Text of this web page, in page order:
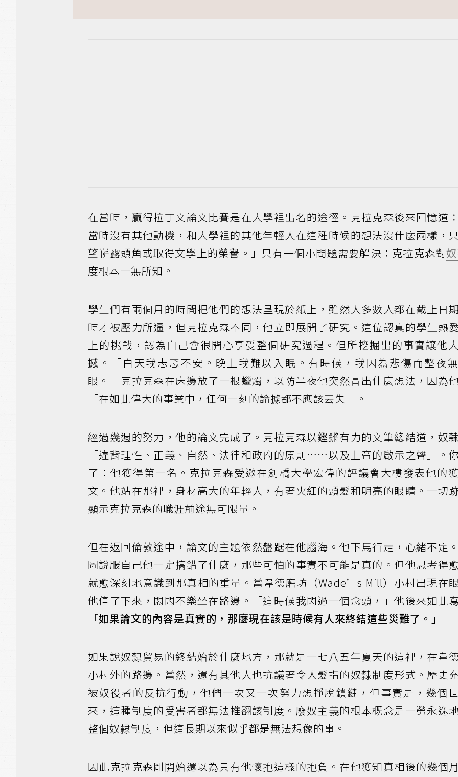
在當時，贏得拉丁文論文比賽是在大學裡出名的途徑。克拉克森後來回憶道
當時沒有其他動機，和大學裡的其他年輕人在這種時候的想法沒什麼兩樣，
望嶄露頭角或取得文學上的榮譽。」只有一個小問題需要解決：克拉克森對
度根本一無所知。
學生們有兩個月的時間把他們的想法呈現於紙上，雖然大多數人都在截止日
時才被壓力所逼，但克拉克森不同，他立即展開了研究。這位認真的學生熱
上的挑戰，認為自己會很開心享受整個研究過程。但所挖掘出的事實讓他
撼。「白天我忐忑不安。晚上我難以入眠。有時候，我因為悲傷而整夜
眼。」克拉克森在床邊放了一根蠟燭，以防半夜他突然冒出什麼想法，因為
「在如此偉大的事業中，任何一刻的論據都不應該丟失」。
經過幾週的努力，他的論文完成了。克拉克森以鏗鏘有力的文筆總結道，奴
「違背理性、正義、自然、法律和政府的原則……以及上帝的啟示之聲」。
了：他獲得第一名。克拉克森受邀在劍橋大學宏偉的評議會大樓發表他的
文。他站在那裡，身材高大的年輕人，有著火紅的頭髮和明亮的眼睛。一切
顯示克拉克森的職涯前途無可限量。
但在返回倫敦途中，論文的主題依然盤踞在他腦海。他下馬行走，心緒不定
圖說服自己他一定搞錯了什麼，那些可怕的事實不可能是真的。但他思考得
就愈深刻地意識到那真相的重量。當韋德磨坊（Wade’s Mill）小村出現在
他停了下來，悶悶不樂坐在路邊。「這時候我閃過一個念頭，」他後來如此
「如果論文的內容是真實的，那麼現在該是時候有人來終結這些災難了。」
如果說奴隸貿易的終結始於什麼地方，那就是一七八五年夏天的這裡，在韋
小村外的路邊。當然，還有其他人也抗議著令人髮指的奴隸制度形式。歷史
被奴役者的反抗行動，他們一次又一次努力想掙脫鎖鏈，但事實是，幾個
來，這種制度的受害者都無法推翻該制度。廢奴主義的根本概念是一勞永逸
整個奴隸制度，但這長期以來似乎都是無法想像的事。
因此克拉克森剛開始還以為只有他懷抱這樣的抱負。在他獲知真相後的幾個